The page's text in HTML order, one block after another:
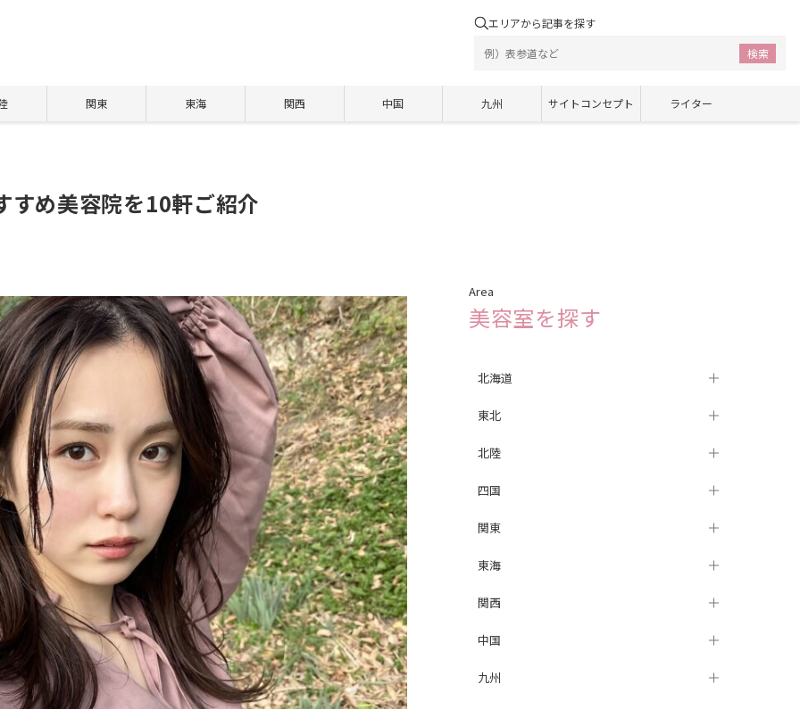
エリアから記事を探す
検索
関東 東海 関西 中国 九州 サイトコンセプト ライター
すめ美容院を10軒ご紹介
Area
美容室を探す
北海道
札幌
東北
盛岡
山形
仙台
北陸
金沢
新潟
四国
徳島
関東
新宿
つくば
高崎
柏
東海
栄
岐阜
浜松
関西
三宮
梅田
中国
松山
九州